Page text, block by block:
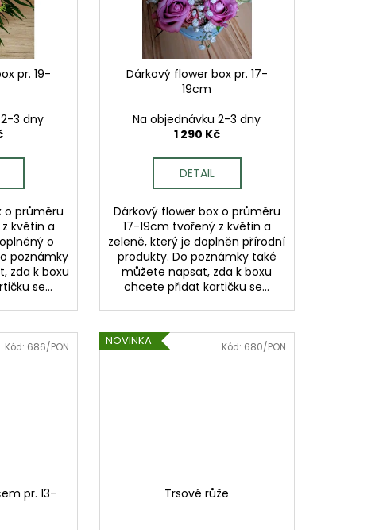
pr. 19-
3 dny
o průměru
květin a
o
poznámky
zda k boxu
se...
Dárkový flower box pr. 17-
19cm
Na objednávku 2-3 dny
1 290 Kč
DETAIL
Dárkový flower box o průměru
17-19cm tvořený z květin a
zeleně, který je doplněn přírodní
produkty. Do poznámky také
můžete napsat, zda k boxu
chcete přidat kartičku se...
pr. 13-
Kód: 686/PON NOVINKA
Trsové růže
Kód: 680/PON